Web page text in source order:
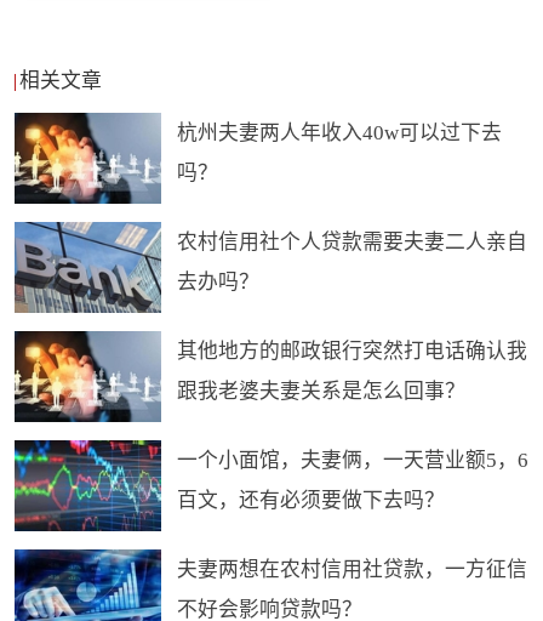
相关文章
杭州夫妻两人年收入40w可以过下去
吗？
农村信用社个人贷款需要夫妻二人亲自
去办吗？
其他地方的邮政银行突然打电话确认我
跟我老婆夫妻关系是怎么回事？
一个小面馆，夫妻俩，一天营业额5，6
百文，还有必须要做下去吗？
夫妻两想在农村信用社贷款，一方征信
不好会影响贷款吗？